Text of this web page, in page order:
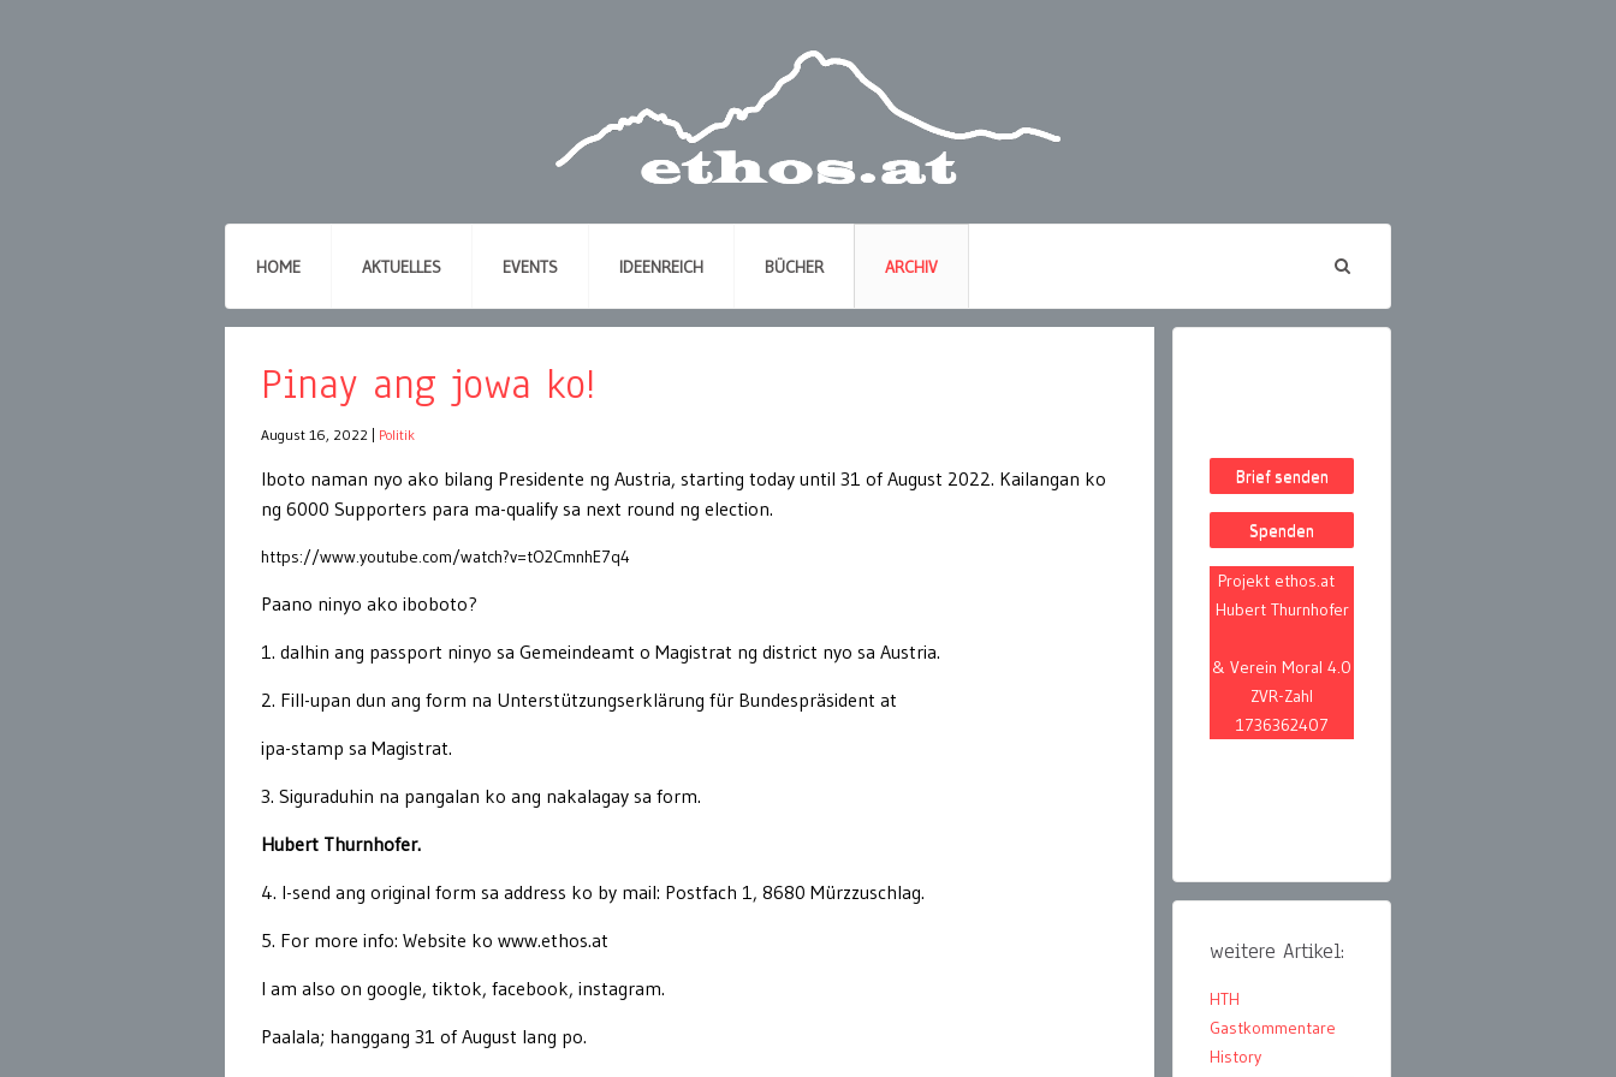
HOME AKTUELLES EVENTS IDEENREICH BÜCHER ARCHIV
Pinay ang jowa ko!
August 16, 2022 Politik
Iboto naman nyo ako bilang Presidente ng Austria, starting today until 31 of August 2022. Kailangan ko
ng 6000 Supporters para ma-qualify sa next round ng election.
https://www.youtube.com/watch?v=tO2CmnhE7q4
Paano ninyo ako iboboto?
1. dalhin ang passport ninyo sa Gemeindeamt o Magistrat ng district nyo sa Austria.
2. Fill-upan dun ang form na Unterstützungserklärung für Bundespräsident at
ipa-stamp sa Magistrat.
3. Siguraduhin na pangalan ko ang nakalagay sa form.
Hubert Thurnhofer.
4. I-send ang original form sa address ko by mail: Postfach 1, 8680 Mürzzuschlag.
5. For more info: Website ko www.ethos.at
I am also on google, tiktok, facebook, instagram.
Paalala; hanggang 31 of August lang po.
Brief senden
Spenden
Projekt ethos.at
Hubert Thurnhofer
& Verein Moral 4.0
ZVR-Zahl
1736362407
weitere Artikel:
HTH
Gastkommentare
History